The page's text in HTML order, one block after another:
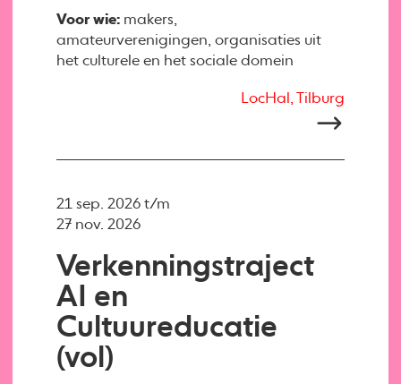
Voor wie: makers,
amateurverenigingen, organisaties uit
het culturele en het sociale domein
LocHal, Tilburg
Verkenningstraject
AI en
Cultuureducatie
(vol)
21 sep. 2026 t/m
27 nov. 2026